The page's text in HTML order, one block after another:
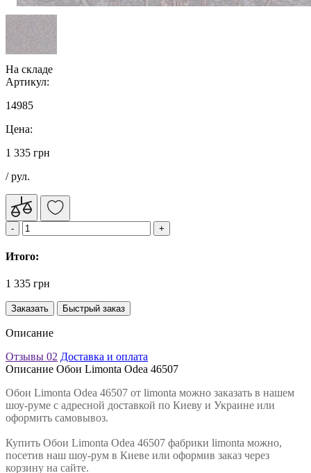
На складе
Артикул:
14985
Цена:
1 335 грн
/ рул.
Итого:
1 335 грн
Заказать Быстрый заказ
Описание
Отзывы 02 Доставка и оплата
Описание Обои Limonta Odea 46507
Обои Limonta Odea 46507 от limonta можно заказать в нашем
шоу-руме с адресной доставкой по Киеву и Украине или
оформить самовывоз.
Купить Обои Limonta Odea 46507 фабрики limonta можно,
посетив наш шоу-рум в Киеве или оформив заказ через
корзину на сайте.